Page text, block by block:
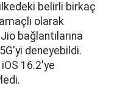
belirli birkaç
olarak
bağlantılarına
deneyebildi.
iOS 16.2'ye